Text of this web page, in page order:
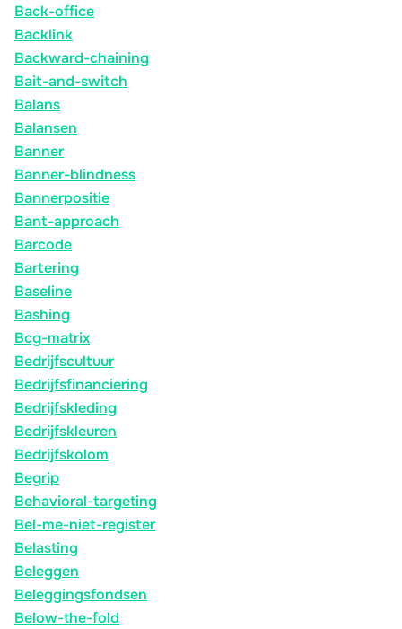
Back-office
Backlink
Backward-chaining
Bait-and-switch
Balans
Balansen
Banner
Banner-blindness
Bannerpositie
Bant-approach
Barcode
Bartering
Baseline
Bashing
Bcg-matrix
Bedrijfscultuur
Bedrijfsfinanciering
Bedrijfskleding
Bedrijfskleuren
Bedrijfskolom
Begrip
Behavioral-targeting
Bel-me-niet-register
Belasting
Beleggen
Beleggingsfondsen
Below-the-fold